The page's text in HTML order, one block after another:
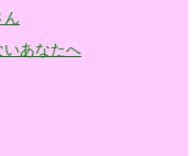
ん
いあなたへ